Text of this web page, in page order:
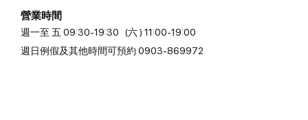
營業時間
週一至 五 09:30-19:30 (六 ) 11:00-19:00
週日例假及其他時間可預約 0903-869972